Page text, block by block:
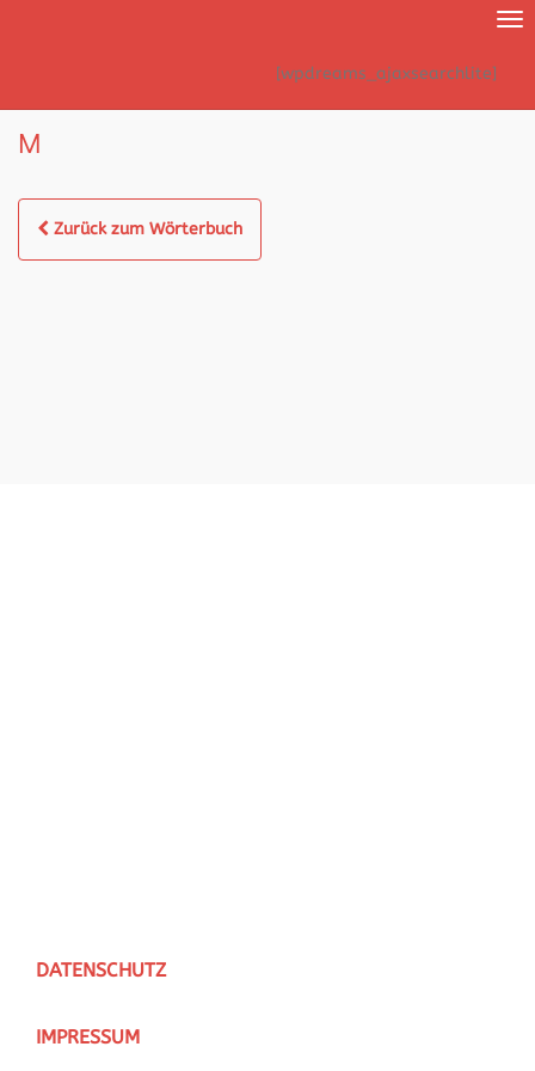
[wpdreams_ajaxsearchlite]
M
Zurück zum Wörterbuch
DATENSCHUTZ
IMPRESSUM